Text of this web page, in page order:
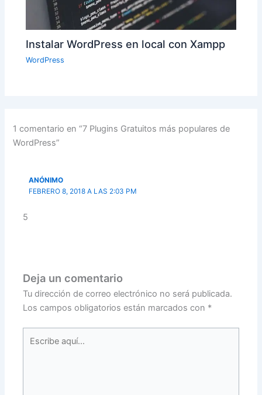
Instalar WordPress en local con Xampp
WordPress
1 comentario en “7 Plugins Gratuitos más populares de
WordPress”
ANÓNIMO
FEBRERO 8, 2018 A LAS 2:03 PM
5
Deja un comentario
Tu dirección de correo electrónico no será publicada.
Los campos obligatorios están marcados con *